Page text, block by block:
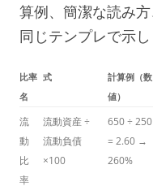
算例、簡潔な読み
同じテンプレで示し
比率
名
式
計算例（数
値）
流
動
比
率
流動資産 ÷
流動負債
×100
650 ÷ 250
= 2.60 →
260%